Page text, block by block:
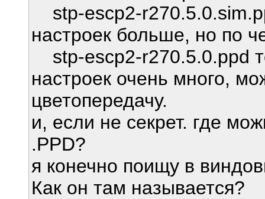
stp-escp2-
настроек больше, но по
stp-escp2-r270.5.0.ppd
настроек очень много,
цветопередачу.
и, если не секрет. где
.PPD?
я конечно поищу в
Как он там называется?